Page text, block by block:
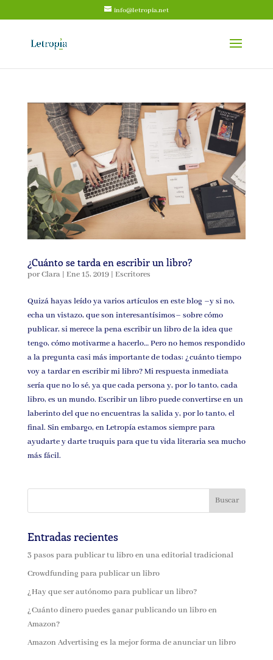
info@letropia.net
¿Cuánto se tarda en escribir un libro?
porClara| Ene 15, 2019| Escritores
Quizá hayas leído ya varios artículos en este blog –y si no,
echa un vistazo, que son interesantísimos– sobre cómo
publicar, si merece la pena escribir un libro de la idea que
tengo, cómo motivarme a hacerlo… Pero no hemos respondido
a la pregunta casi más importante de todas: ¿cuánto tiempo
voy a tardar en escribir mi libro? Mi respuesta inmediata
sería que no lo sé, ya que cada persona y, por lo tanto, cada
libro, es un mundo. Escribir un libro puede convertirse en un
laberinto del que no encuentras la salida y, por lo tanto, el
final. Sin embargo, en Letropía estamos siempre para
ayudarte y darte truquis para que tu vida literaria sea mucho
más fácil.
Entradas recientes
3 pasos para publicar tu libro en una editorial tradicional
Crowdfunding para publicar un libro
¿Hay que ser autónomo para publicar un libro?
¿Cuánto dinero puedes ganar publicando un libro en
Amazon?
Amazon Advertising es la mejor forma de anunciar un libro